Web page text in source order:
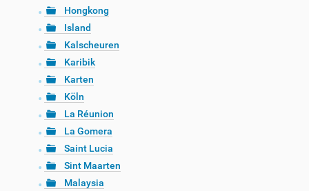
Hongkong
Island
Kalscheuren
Karibik
Karten
Köln
La Réunion
La Gomera
Saint Lucia
Sint Maarten
Malaysia